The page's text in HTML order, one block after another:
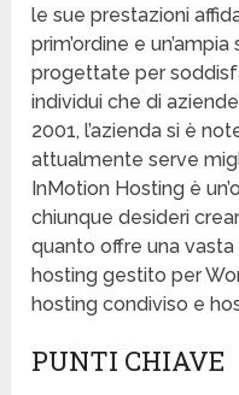
le sue prestazioni
prim’ordine e
progettate per
individui che di
2001, l’azienda si è
attualmente serve
InMotion Hosting è
chiunque desideri
quanto offre una
hosting gestito per
hosting condiviso e
PUNTI CHIAVE